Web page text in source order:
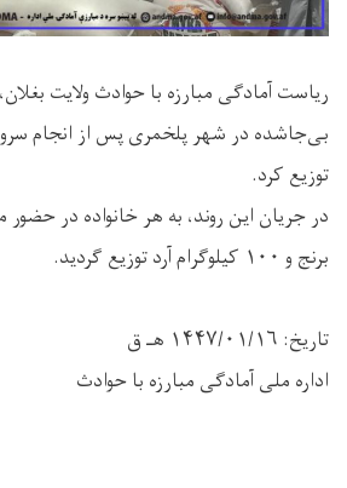
بی‌جاشده در شهر پلخمری پس از انجام
توزیع کرد.
برنج و ۱۰۰ کیلوگرام آرد توزیع گردید.
تاریخ: ۱۴۴۷/۰۱/۱۶ هـ ق
اداره ملی آمادگی مبارزه با حوادث